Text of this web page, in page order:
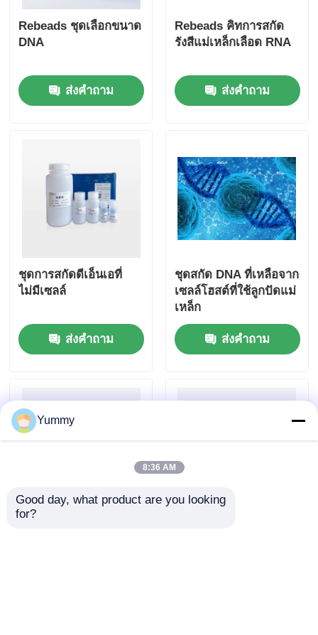
Rebeads ชุดเลือกขนาด
DNA
ส่งคำถาม
Rebeads คิทการสกัด
รังสีแม่เหล็กเลือด RNA
ส่งคำถาม
ชุดการสกัดดีเอ็นเอที่
ไม่มีเซลล์
ส่งคำถาม
ชุดสกัด DNA ที่เหลือจาก
เซลล์โฮสต์ที่ใช้ลูกปัดแม่
เหล็ก
ส่งคำถาม
Yummy
8:36 AM
Good day, what product are you looking
for?